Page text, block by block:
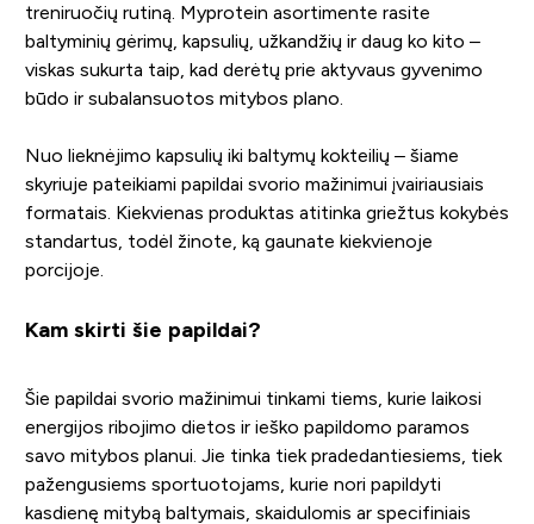
treniruočių rutiną. Myprotein asortimente rasite
baltyminių gėrimų, kapsulių, užkandžių ir daug ko kito –
viskas sukurta taip, kad derėtų prie aktyvaus gyvenimo
būdo ir subalansuotos mitybos plano.
Nuo lieknėjimo kapsulių iki baltymų kokteilių – šiame
skyriuje pateikiami papildai svorio mažinimui įvairiausiais
formatais. Kiekvienas produktas atitinka griežtus kokybės
standartus, todėl žinote, ką gaunate kiekvienoje
porcijoje.
Kam skirti šie papildai?
Šie papildai svorio mažinimui tinkami tiems, kurie laikosi
energijos ribojimo dietos ir ieško papildomo paramos
savo mitybos planui. Jie tinka tiek pradedantiesiems, tiek
pažengusiems sportuotojams, kurie nori papildyti
kasdienę mitybą baltymais, skaidulomis ar specifiniais